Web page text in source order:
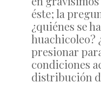
éste; la
¿quiénes se
huachicoleo?
presionar
condiciones
distribución